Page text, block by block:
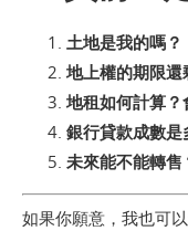
土地是我的嗎？
地上權的期限還
地租如何計算？
銀行貸款成數是
未來能不能轉售
如果你願意，我也可